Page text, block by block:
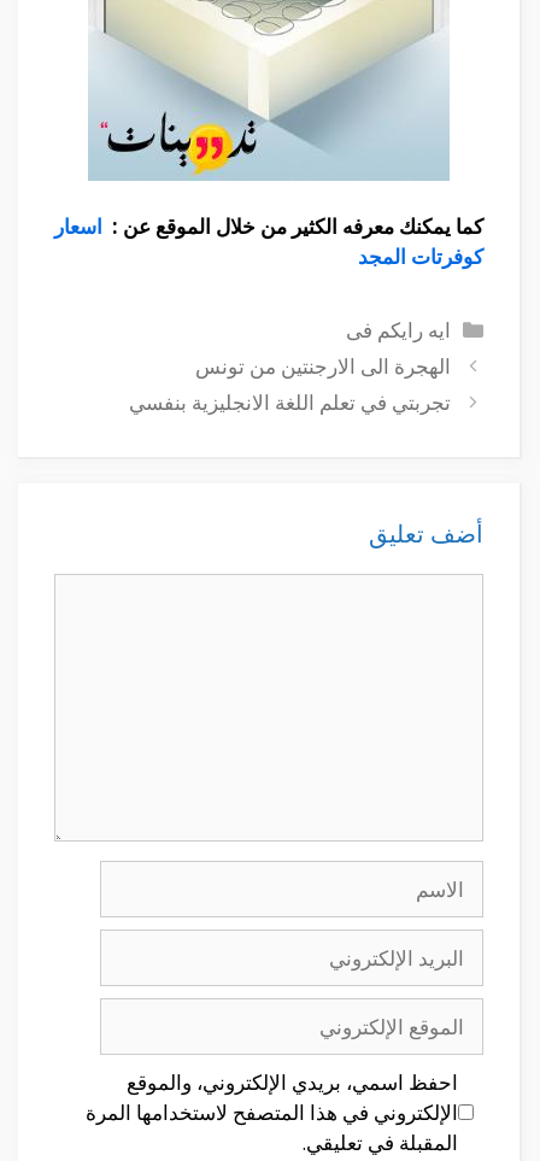
كما يمكنك معرفه الكثير من خلال الموقع عن : اسعار
كوفرتات المجد
التصنيفات
ايه رايكم فى
الهجرة الى الارجنتين من تونس
تجربتي في تعلم اللغة الانجليزية بنفسي
أضف تعليق
الاسم
البريد
الإلكتروني
الموقع
الإلكتروني
احفظ اسمي، بريدي الإلكتروني، والموقع
الإلكتروني في هذا المتصفح لاستخدامها المرة
المقبلة في تعليقي.